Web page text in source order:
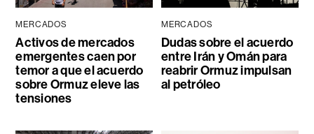
MERCADOS
Activos de mercados
emergentes caen por
temor a que el acuerdo
sobre Ormuz eleve las
tensiones
MERCADOS
Dudas sobre el acuerdo
entre Irán y Omán para
reabrir Ormuz impulsan
al petróleo